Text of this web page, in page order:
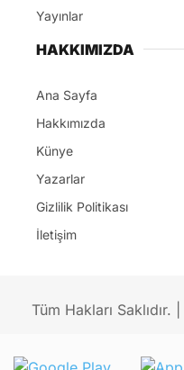
Yayınlar
HAKKIMIZDA
Ana Sayfa
Hakkımızda
Künye
Yazarlar
Gizlilik Politikası
İletişim
Tüm Hakları Saklıdır. |